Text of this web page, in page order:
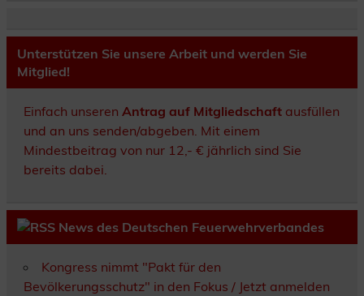
Unterstützen Sie unsere Arbeit und werden Sie
Mitglied!
Einfach unseren Antrag auf Mitgliedschaftausfüllen
und an uns senden/abgeben. Mit einem
Mindestbeitrag von nur 12,- € jährlich sind Sie
bereits dabei.
News des Deutschen Feuerwehrverbandes
Kongress nimmt "Pakt für den
Bevölkerungsschutz" in den Fokus / Jetzt anmelden